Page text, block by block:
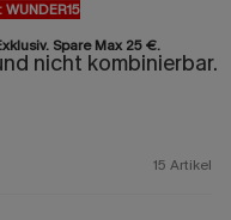
WUNDER15
Spare Max 25 €.
nicht kombinierbar.
15 Artikel